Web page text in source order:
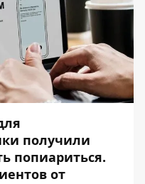
получили
попиариться.
от